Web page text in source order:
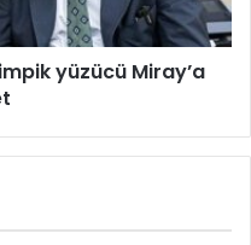
yüzücü Miray’a